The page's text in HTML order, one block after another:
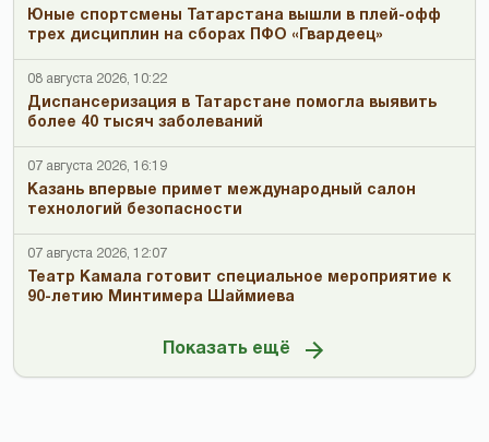
Юные спортсмены Татарстана вышли в плей-офф
трех дисциплин на сборах ПФО «Гвардеец»
08 августа 2026, 10:22
Диспансеризация в Татарстане помогла выявить
более 40 тысяч заболеваний
07 августа 2026, 16:19
Казань впервые примет международный салон
технологий безопасности
07 августа 2026, 12:07
Театр Камала готовит специальное мероприятие к
90-летию Минтимера Шаймиева
Показать ещё